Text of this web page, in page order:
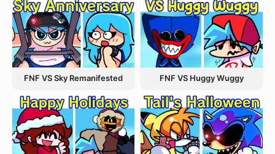
FNF VS Sky Remanifested FNF VS Huggy Wuggy